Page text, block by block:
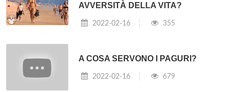
AVVERSITÀ DELLA VITA?
2022-02-16 355
A COSA SERVONO I PAGURI?
2022-02-16 679